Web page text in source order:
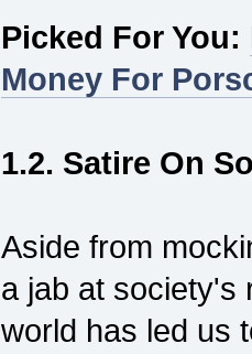
Picked For You:
Money For
1.2. Satire On
Aside from
a jab at society's
world has led us